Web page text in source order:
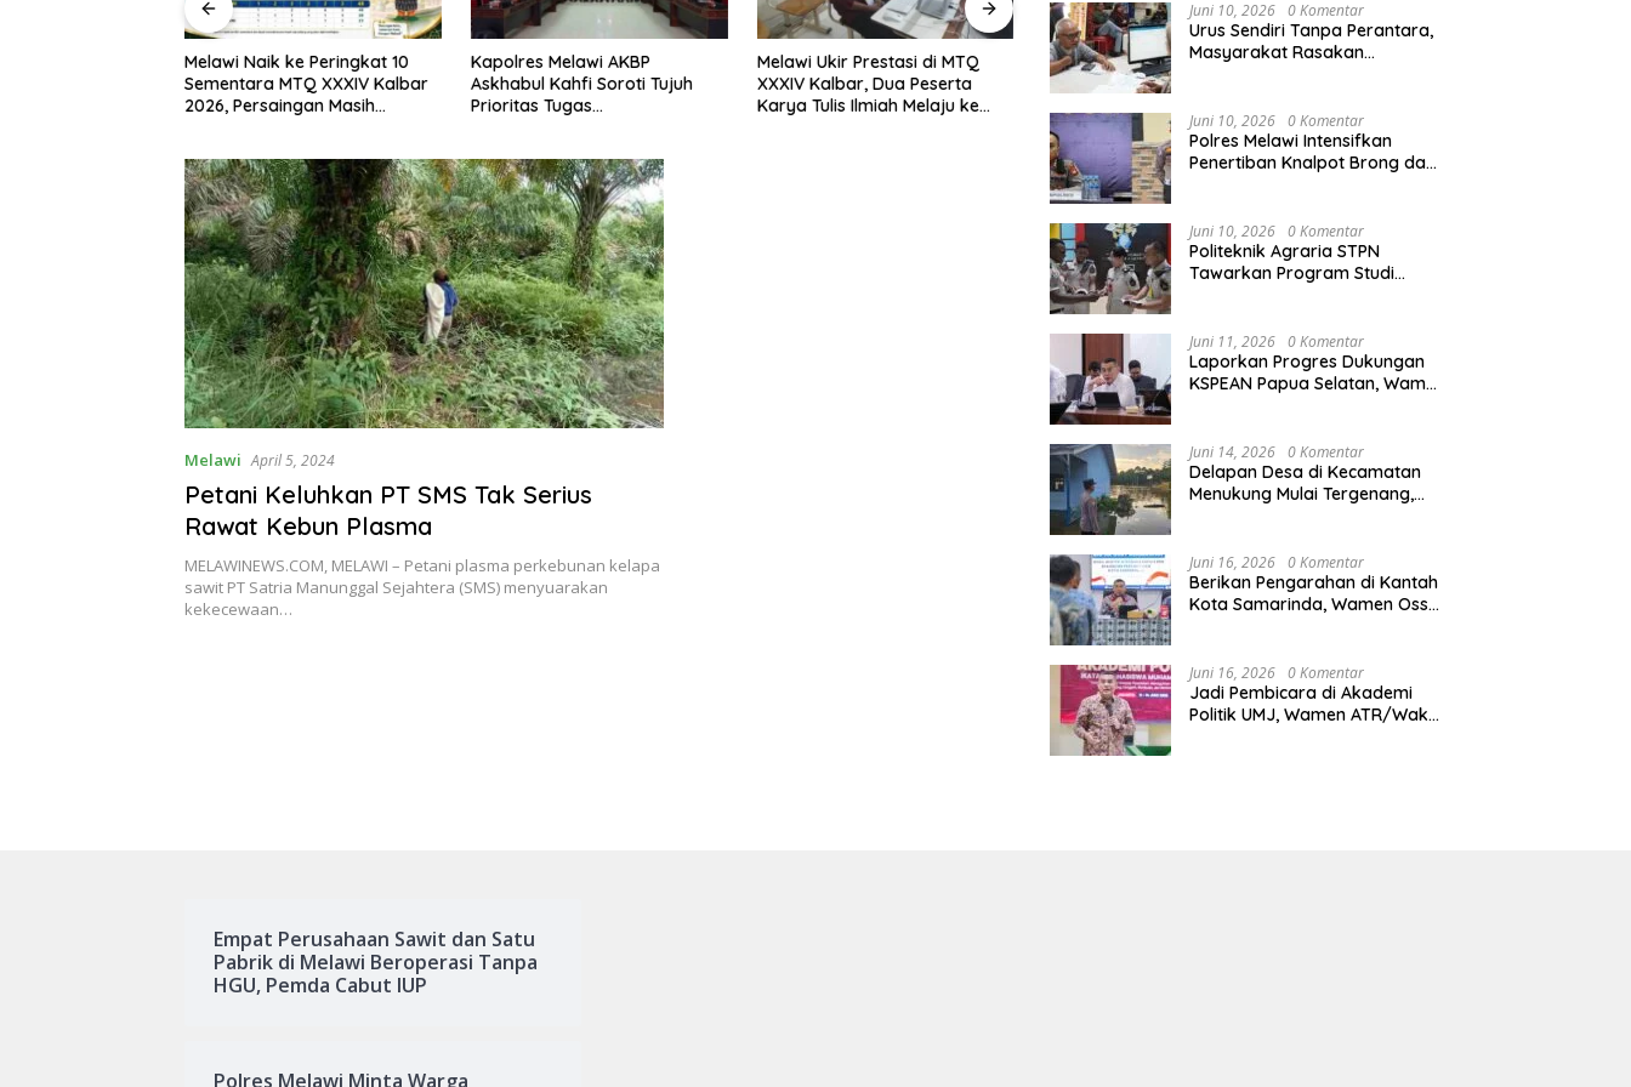
Melawi Naik ke Peringkat 10
Sementara MTQ XXXIV Kalbar
2026, Persaingan Masih
Kapolres Melawi AKBP
Askhabul Kahfi Soroti Tujuh
Prioritas Tugas
Melawi Ukir Prestasi di MTQ
XXXIV Kalbar, Dua Peserta
Karya Tulis Ilmiah Melaju ke
Melawi Tempati Peringkat ke-11
Sementara pada MTQ XXXIV
Semarak HUT RI ke-81,
Pinoh
Melawi April 5, 2024
Petani Keluhkan PT SMS Tak Serius
Rawat Kebun Plasma
MELAWINEWS.COM, MELAWI – Petani plasma perkebunan kelapa
sawit PT Satria Manunggal Sejahtera (SMS) menyuarakan
kekecewaan…
Agraria/Pertanahan dan Tata
Ruang
Juni 10, 2026 0 Komentar
Urus Sendiri Tanpa Perantara,
Masyarakat Rasakan
Juni 10, 2026 0 Komentar
Polres Melawi Intensifkan
Penertiban Knalpot Brong dan
Juni 10, 2026 0 Komentar
Politeknik Agraria STPN
Tawarkan Program Studi
Juni 11, 2026 0 Komentar
Laporkan Progres Dukungan
KSPEAN Papua Selatan, Wamen
Nasional
Juni 14, 2026 0 Komentar
Delapan Desa di Kecamatan
Menukung Mulai Tergenang,
Juni 16, 2026 0 Komentar
Berikan Pengarahan di Kantah
Kota Samarinda, Wamen Ossy:
Kalimantan Timur
Juni 16, 2026 0 Komentar
Jadi Pembicara di Akademi
Politik UMJ, Wamen ATR/Waka
Empat Perusahaan Sawit dan Satu
Pabrik di Melawi Beroperasi Tanpa
HGU, Pemda Cabut IUP
Polres Melawi Minta Warga